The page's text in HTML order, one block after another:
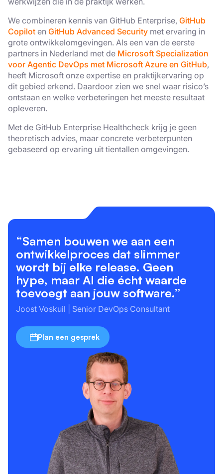
We combineren kennis van GitHub Enterprise, GitHub
Copilot en GitHub Advanced Security met ervaring in
grote ontwikkelomgevingen. Als een van de eerste
partners in Nederland met de Microsoft Specialization
voor Agentic DevOps met Microsoft Azure en GitHub,
heeft Microsoft onze expertise en praktijkervaring op
dit gebied erkend. Daardoor zien we snel waar risico’s
ontstaan en welke verbeteringen het meeste resultaat
opleveren.
Met de GitHub Enterprise Healthcheck krijg je geen
theoretisch advies, maar concrete verbeterpunten
gebaseerd op ervaring uit tientallen omgevingen.
“Samen bouwen we aan een
ontwikkelproces dat slimmer
wordt bij elke release. Geen
hype, maar AI die écht waarde
toevoegt aan jouw software.”
Joost Voskuil | Senior DevOps Consultant
Plan een gesprek
die deze kunnen combineren met andere
informatie die u aan hen heeft verstrekt of
die zij hebben verzameld door uw gebruik
van hun diensten.Privacybeleid
Strikt
noodzakelijk
Prestatie Targeting
Functioneel
Niet-
geclassificeerd
ALLES AFWIJZEN
DETAILS WEERGEVEN